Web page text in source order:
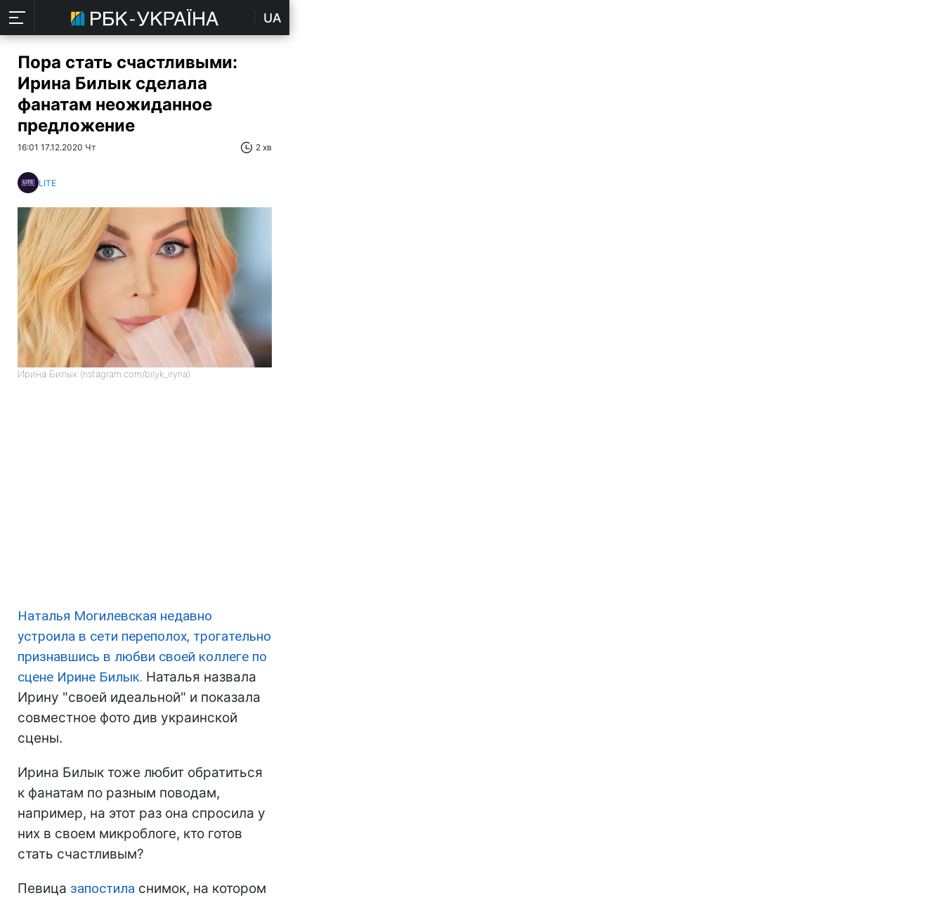
UA
Пора стать счастливыми:
Ирина Билык сделала
фанатам неожиданное
предложение
16:01 17.12.2020 Чт 2 хв
LITE
Ирина Билык (nstagram.com/bilyk_iryna)
Наталья Могилевская недавно
устроила в сети переполох, трогательно
признавшись в любви своей коллеге по
сцене Ирине Билык. Наталья назвала
Ирину "своей идеальной" и показала
совместное фото див украинской
сцены.
Ирина Билык тоже любит обратиться
к фанатам по разным поводам,
например, на этот раз она спросила у
них в своем микроблоге, кто готов
стать счастливым?
Певица запостила снимок, на котором